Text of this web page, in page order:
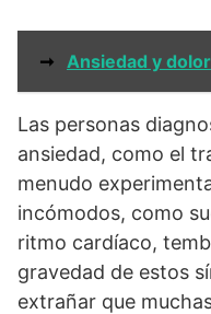
➞ Ansiedad y
Las personas
ansiedad, como el
menudo
incómodos, como
ritmo cardíaco,
gravedad de estos
extrañar que